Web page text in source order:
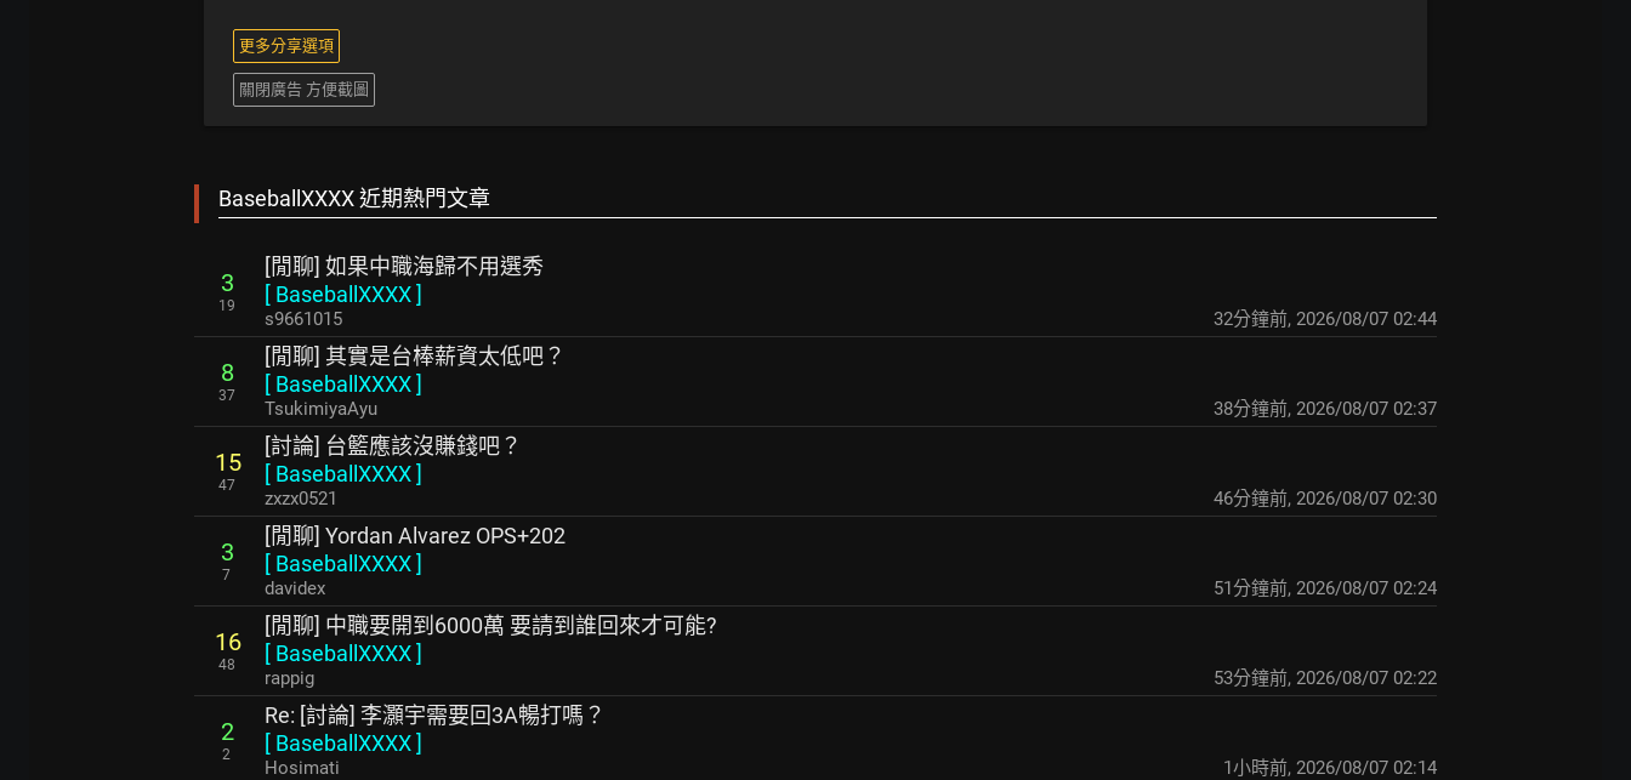
更多分享選項
關閉廣告 方便截圖
BaseballXXXX 近期熱門文章
3
19
[閒聊] 如果中職海歸不用選秀
[ BaseballXXXX]
s9661015 32分鐘前, 2026/08/07 02:44
8
37
[閒聊] 其實是台棒薪資太低吧？
[ BaseballXXXX]
TsukimiyaAyu 39分鐘前, 2026/08/07 02:37
15
47
[討論] 台籃應該沒賺錢吧？
[ BaseballXXXX]
zxzx0521 46分鐘前, 2026/08/07 02:30
3
7
[閒聊] Yordan Alvarez OPS+202
[ BaseballXXXX]
davidex 51分鐘前, 2026/08/07 02:24
16
48
[閒聊] 中職要開到6000萬 要請到誰回來才可能?
[ BaseballXXXX]
rappig 54分鐘前, 2026/08/07 02:22
2
2
Re: [討論] 李灝宇需要回3A暢打嗎？
[ BaseballXXXX]
Hosimati 1小時前, 2026/08/07 02:14